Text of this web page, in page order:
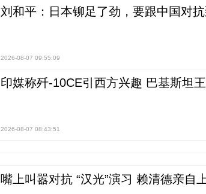
刘和平：日本铆足了劲，要跟中国对
2026-08-07 09:55:09
印媒称歼-10CE引西方兴趣 巴基斯坦
2026-08-07 08:43:51
嘴上叫嚣对抗 “汉光”演习 赖清德亲自